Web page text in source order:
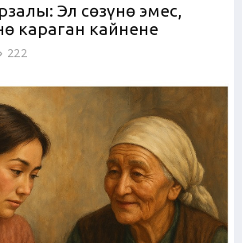
Эл сөзүнө эмес,
караган кайнене
222